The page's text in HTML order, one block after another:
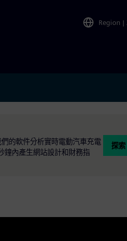
Region |
的軟件分析實時電動汽車充電
鐘內產生網站設計和財務指
探